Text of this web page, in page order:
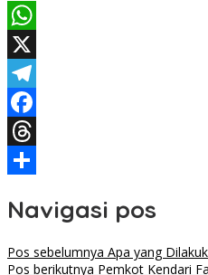
WhatsApp
X
Telegram
Facebook
Threads
Navigasi pos
Pos sebelumnya Apa yang
Pos berikutnya Pemkot Kendari